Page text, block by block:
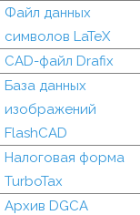
Файл данных
символов LaTeX
CAD-файл Drafix
База данных
изображений
FlashCAD
Налоговая форма
TurboTax
Архив DGCA